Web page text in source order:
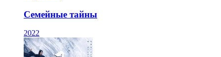
Семейные тайны
2022